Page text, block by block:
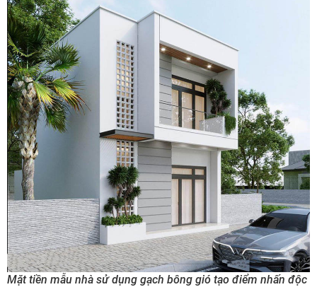
Mặt tiền mẫu nhà sử dụng gạch bông gió tạo điểm nhấn độc